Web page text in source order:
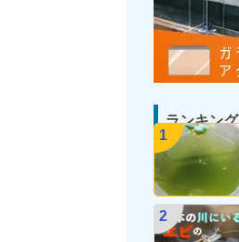
ランキング
1
2